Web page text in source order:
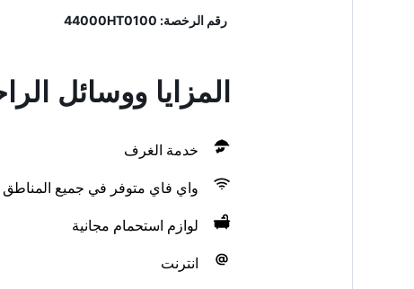
رقم الرخصة: 44000HT0100
المزايا ووسائل
خدمة الغرف
واي فاي متوفر في جميع المناطق
لوازم استحمام مجانية
انترنت